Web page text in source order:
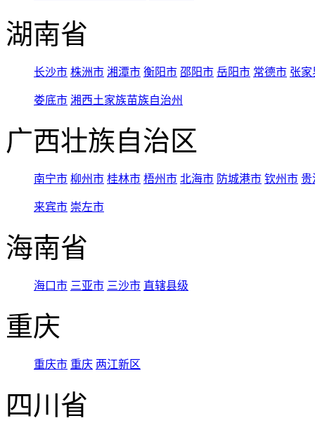
湖南省
长沙市 株洲市 湘潭市 衡阳市 邵阳市 岳阳市 常德市 张家
娄底市 湘西土家族苗族自治州
广西壮族自治区
南宁市 柳州市 桂林市 梧州市 北海市 防城港市 钦州市 贵
来宾市 崇左市
海南省
海口市 三亚市 三沙市 直辖县级
重庆
重庆市 重庆 两江新区
四川省